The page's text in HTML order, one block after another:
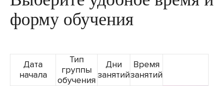
форму обучения
Дата
начала
Тип
группы
обучения
Дни
занятий
Время
занятий